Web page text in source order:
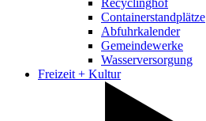
Recyclinghof
Containerstandplätze
Abfuhrkalender
Gemeindewerke
Wasserversorgung
Freizeit + Kultur